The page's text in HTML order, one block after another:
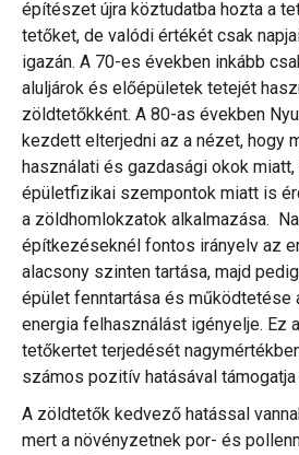
építészet újra köztudatba hozta a
tetőket, de valódi értékét csak
igazán. A 70-es években inkább
aluljárok és előépületek tetejét
zöldtetőkként. A 80-as években
kezdett elterjedni az a nézet, hogy
használati és gazdasági okok
épületfizikai szempontok miatt is
a zöldhomlokzatok alkalmazása.
építkezéseknél fontos irányelv az
alacsony szinten tartása, majd
épület fenntartása és működtetése
energia felhasználást igényelje. Ez
tetőkertet terjedését
számos pozitív hatásával
A zöldtetők kedvező hatással
mert a növényzetnek por- és